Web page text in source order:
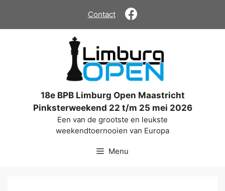
de
Contact
18e BPB Limburg Open Maastricht
Pinksterweekend 22 t/m 25 mei 2026
Een van de grootste en leukste
weekendtoernooien van Europa
Menu